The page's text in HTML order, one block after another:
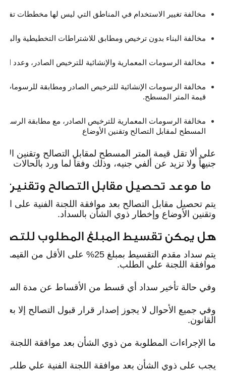
مخالفة تغيير الاستخدام في المناطق التي ليس لها مخططات تفصيلية 100% من قيمة المتر
مخالفة البناء بدون ترخيص ومطابق للاشتراطات التخطيطية والبنائية السارية 50% من قيمة
مخالفة الرسومات المعمارية والإنشائية للترخيص الصادر، وعدد الأدوار المرخص بها 25%
قيمة المتر المسطح.
المسطح لمقابل التصالح وتقنين الأوضاع
جنيهاً ولا تزيد عن ألفي جنيه، وذلك وفقاً لما ورد بالحالات
ما موعد تحصيل مقابل التصالح وتقنين
يتم تحصيل مقابل التصالح بعد موافقة اللجنة الفنية على
وتقنين الأوضاع وإخطار ذوي الشأن بالسداد.
هل يمكن تقسيط المبلغ المطلوب
موافقة اللجنة علي الطلب.
وفي حالة تأخير سداد أي قسط من الأقساط عن مدة
وفي جميع الأحوال لا يجوز إصدار قرار قبول التصالح إلا
القانون.
ما الإجراءات المطلوبة من ذوي الشأن بعد موافقة اللجنة
يجب على ذوي الشأن بعد موافقة اللجنة الفنية علي طلب